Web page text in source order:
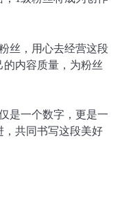
丝，用心去经营这段
内容质量，为粉丝
是一个数字，更是一
，共同书写这段美好